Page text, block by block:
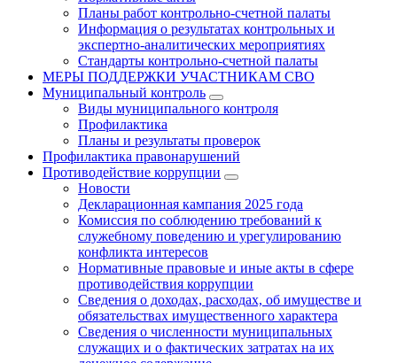
Планы работ контрольно-счетной палаты
Информация о результатах контрольных и
экспертно-аналитических мероприятиях
Стандарты контрольно-счетной палаты
МЕРЫ ПОДДЕРЖКИ УЧАСТНИКАМ СВО
Муниципальный контроль
Виды муниципального контроля
Профилактика
Планы и результаты проверок
Профилактика правонарушений
Противодействие коррупции
Новости
Декларационная кампания 2025 года
Комиссия по соблюдению требований к
служебному поведению и урегулированию
конфликта интересов
Нормативные правовые и иные акты в сфере
противодействия коррупции
Сведения о доходах, расходах, об имуществе и
обязательствах имущественного характера
Сведения о численности муниципальных
служащих и о фактических затратах на их